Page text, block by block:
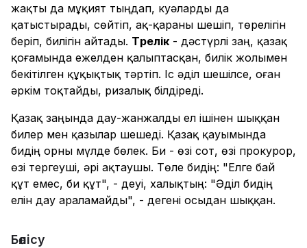
жақты да мұқият тыңдап, куәларды да
қатыстырады, сөйтіп, ақ-қараны шешіп, төрелігін
беріп, билігін айтады. Төрелік - дәстүрлі заң, қазақ
қоғамында ежелден қалыптасқан, билік жолымен
бекітілген құқықтық тәртіп. Іс әділ шешілсе, оған
әркім тоқтайды, ризалық білдіреді.
Қазақ заңында дау-жанжалды ел ішінен шыққан
билер мен қазылар шешеді. Қазақ қауымында
бидің орны мүлде бөлек. Би - өзі сот, өзі прокурор,
өзі тергеуші, әрі ақтаушы. Төле бидің: "Елге бай
құт емес, би құт", - деуі, халықтың: "Әділ бидің
елін дау араламайды", - дегені осыдан шыққан.
Бөлісу